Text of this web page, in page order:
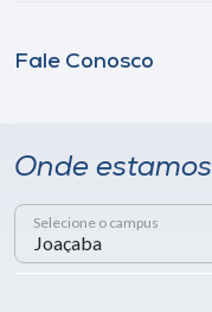
Fale Conosco
Onde estamos
Selecione o campus